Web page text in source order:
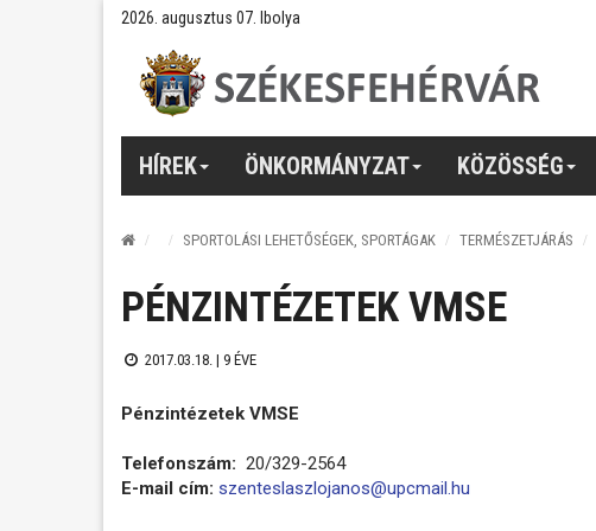
2026. augusztus 07. Ibolya
HÍREK ÖNKORMÁNYZAT KÖZÖSSÉG
SPORTOLÁSI LEHETŐSÉGEK, SPORTÁGAK TERMÉSZETJÁRÁS
PÉNZINTÉZETEK VMSE
2017.03.18. | 9 ÉVE
Pénzintézetek VMSE
Telefonszám: 20/329-2564
E-mail cím: szenteslaszlojanos@upcmail.hu